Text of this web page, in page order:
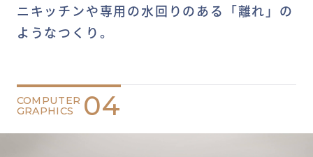
ニキッチンや専用の水回りのある「離れ」の
ようなつくり。
COMPUTER
GRAPHICS
04